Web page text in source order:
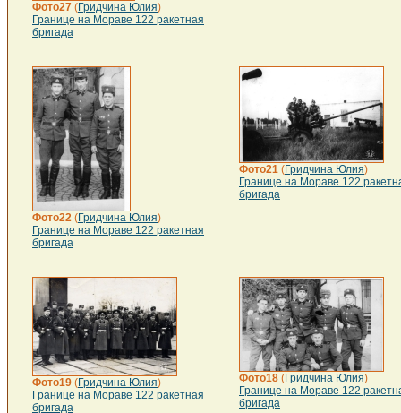
Фото27 (Гридчина Юлия)
Границе на Мораве 122 ракетная
бригада
Фото22 (Гридчина Юлия)
Границе на Мораве 122 ракетная
бригада
Фото21 (Гридчина Юлия)
Границе на Мораве 122
бригада
Фото19 (Гридчина Юлия)
Границе на Мораве 122 ракетная
бригада
Фото18 (Гридчина Юлия)
Границе на Мораве 122
бригада